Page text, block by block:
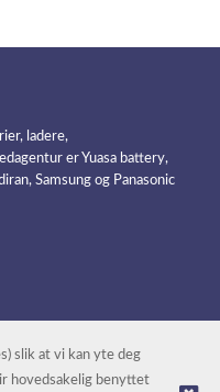
ladere,
er Yuasa battery,
Samsung og Panasonic
slik at vi kan yte deg
hovedsakelig benyttet